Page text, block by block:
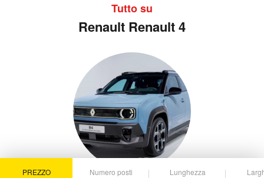
Tutto su
Renault Renault 4
PREZZO Numero posti Lunghezza